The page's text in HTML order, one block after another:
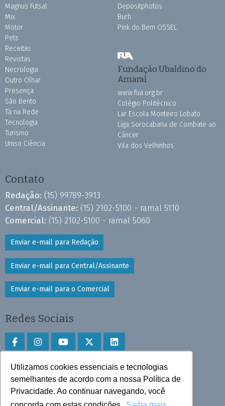
Utilizamos cookies essenciais e tecnologias
semelhantes de acordo com a nossa Política de
Privacidade. Ao continuar navegando, você
Magnus Futsal
Mix
Motor
Pets
Receitas
Revistas
Necrologia
Outro Olhar
Presença
São Bento
Tá na Rede
Tecnologia
Turismo
Uniso Ciência
Depositphotos
Burh
Pink do Bem OSSEL
Fundação Ubaldino do
Amaral
www.fua.org.br
Colégio Politécnico
Lar Escola Monteiro Lobato
Liga Sorocabana de Combate ao
Câncer
Vila dos Velhinhos
Contato
Redação: (15) 99789-3913
Central/Assinante: (15) 2102-5100 - ramal 5110
Comercial: (15) 2102-5100 - ramal 5060
Enviar e-mail para Redação
Enviar e-mail para Central/Assinante
Enviar e-mail para o Comercial
Redes Sociais
Faça download do aplicativo
Play Store e App Store